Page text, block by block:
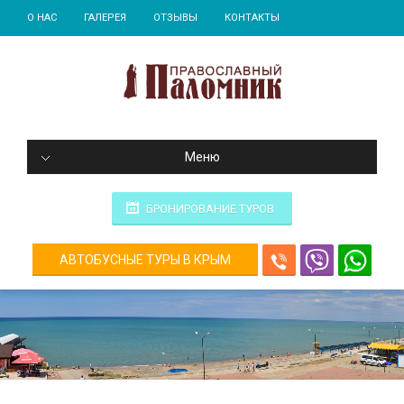
О НАС ГАЛЕРЕЯ ОТЗЫВЫ КОНТАКТЫ
Меню
БРОНИРОВАНИЕ ТУРОВ
АВТОБУСНЫЕ ТУРЫ В КРЫМ